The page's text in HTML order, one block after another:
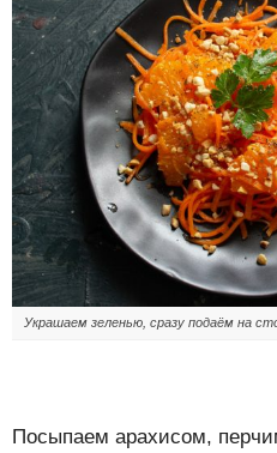
Украшаем зеленью, сразу подаём на
Посыпаем арахисом,